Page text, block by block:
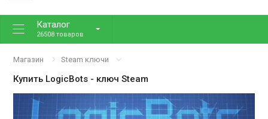
Каталог
26508 товаров
Магазин Steam ключи
Купить LogicBots - ключ Steam